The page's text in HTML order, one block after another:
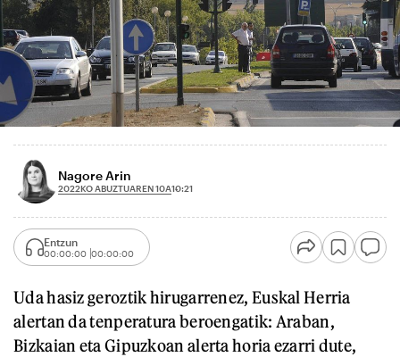
Nagore Arin
2022KO ABUZTUAREN 10A10:21
Entzun
00:00:00 00:00:00
Uda hasiz geroztik hirugarrenez, Euskal Herria
alertan da tenperatura beroengatik: Araban,
Bizkaian eta Gipuzkoan alerta horia ezarri dute,